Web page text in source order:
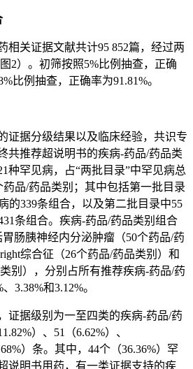
相关证据文献共计95 852篇，经过两
2）。初筛按照5%比例抽查，正确
比例抽查，正确率为91.81%。
证据分级结果以及临床经验，共识专
共推荐超说明书的疾病-药品/药品类
种罕见病，占“两批目录”中罕见病总
药品/药品类别；其中包括第一批目录
的339条组合，以及第二批目录中55
条组合。疾病-药品/药品类别组合
肠胰神经内分泌肿瘤（50个药品/药
综合征（26个药品/药品类别）和
别），分别占所有推荐疾病-药品/药
3.38%和3.12%。
证据级别为一至四类的疾病-药品/药
）、51（6.62%）、
）条。其中，44个（36.36%）罕
说明书用药，有一类证据支持的疾